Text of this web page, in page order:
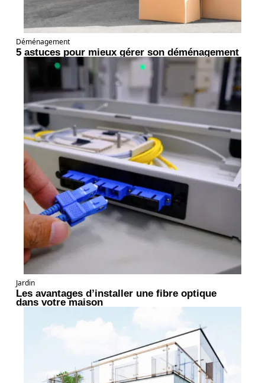
Déménagement
5 astuces pour mieux gérer son déménagement
Jardin
Les avantages d’installer une fibre optique
dans votre maison